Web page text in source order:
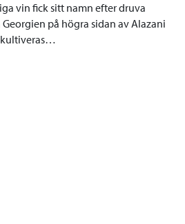
vin fick sitt namn efter druva
på högra sidan av Alazani
kultiveras…